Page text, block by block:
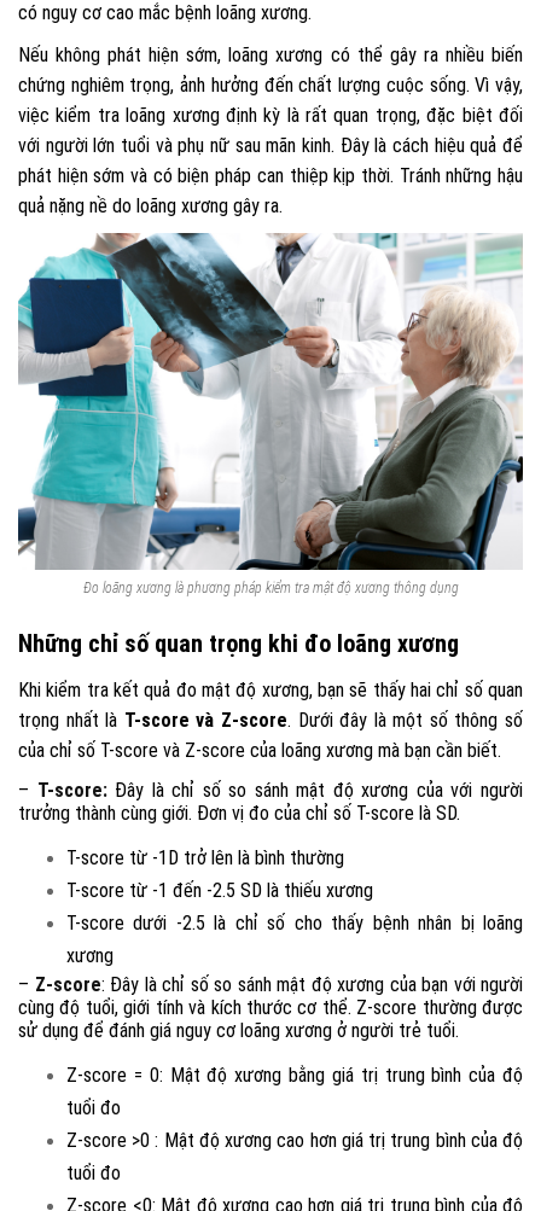
có nguy cơ cao mắc bệnh loãng xương.
Nếu không phát hiện sớm, loãng xương có thể gây ra nhiều biến
chứng nghiêm trọng, ảnh hưởng đến chất lượng cuộc sống. Vì vậy,
việc kiểm tra loãng xương định kỳ là rất quan trọng, đặc biệt đối
với người lớn tuổi và phụ nữ sau mãn kinh. Đây là cách hiệu quả để
phát hiện sớm và có biện pháp can thiệp kịp thời. Tránh những hậu
quả nặng nề do loãng xương gây ra.
Đo loãng xương là phương pháp kiểm tra mật độ xương thông dụng
Những chỉ số quan trọng khi đo loãng xương
Khi kiểm tra kết quả đo mật độ xương, bạn sẽ thấy hai chỉ số quan
trọng nhất là T-score và Z-score. Dưới đây là một số thông số
của chỉ số T-score và Z-score của loãng xương mà bạn cần biết.
– T-score:Đây là chỉ số so sánh mật độ xương của với người
trưởng thành cùng giới. Đơn vị đo của chỉ số T-score là SD.
T-score từ -1D trở lên là bình thường
T-score từ -1 đến -2.5 SD là thiếu xương
T-score dưới -2.5 là chỉ số cho thấy bệnh nhân bị loãng
xương
– Z-score: Đây là chỉ số so sánh mật độ xương của bạn với người
cùng độ tuổi, giới tính và kích thước cơ thể. Z-score thường được
sử dụng để đánh giá nguy cơ loãng xương ở người trẻ tuổi.
Z-score = 0: Mật độ xương bằng giá trị trung bình của độ
tuổi đo
Z-score >0 : Mật độ xương cao hơn giá trị trung bình của độ
tuổi đo
Z-score <0: Mật độ xương cao hơn giá trị trung bình của độ